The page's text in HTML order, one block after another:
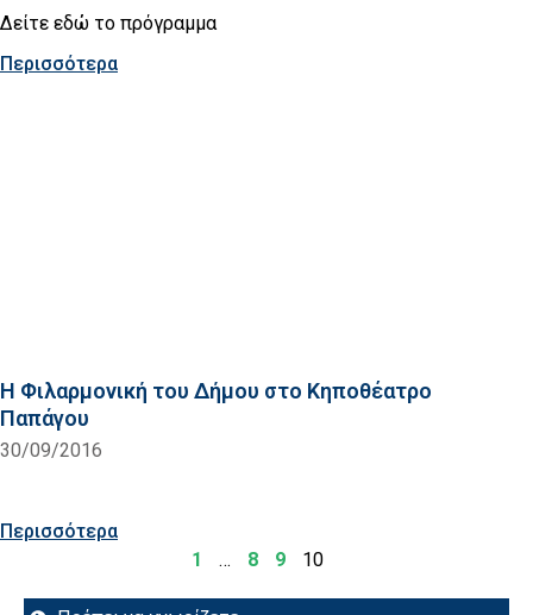
Δείτε εδώ το πρόγραμμα
Περισσότερα
Η Φιλαρμονική του Δήμου στο Κηποθέατρο
Παπάγου
30/09/2016
Περισσότερα
1
… 8 9 10